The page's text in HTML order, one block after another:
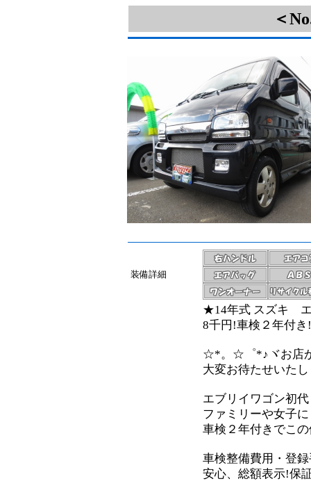
＜
装備詳細
★14年式 スズキ
8千円!車検２年付き!
☆*。☆゜*♪ヾお店
大変お待たせいた
エブリイワゴン初
ファミリーや女子
車検２年付きでこ
車検整備費用・登
安心、総額表示!保